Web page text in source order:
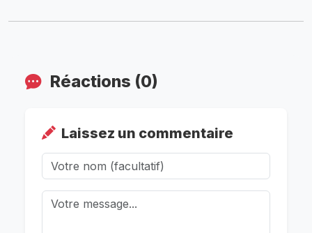
Réactions (0)
Laissez un commentaire